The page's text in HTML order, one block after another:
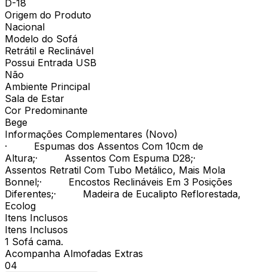
D-18
Origem do Produto
Nacional
Modelo do Sofá
Retrátil e Reclinável
Possui Entrada USB
Não
Ambiente Principal
Sala de Estar
Cor Predominante
Bege
Informações Complementares (Novo)
· Espumas dos Assentos Com 10cm de
Altura;· Assentos Com Espuma D28;·
Assentos Retratil Com Tubo Metálico, Mais Mola
Bonnel;· Encostos Reclináveis Em 3 Posições
Diferentes;· Madeira de Eucalipto Reflorestada,
Ecolog
Itens Inclusos
Itens Inclusos
1 Sofá cama.
Acompanha Almofadas Extras
04